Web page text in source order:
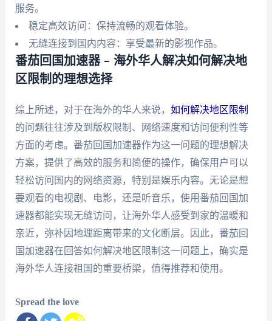
服务。
稳定高效访问：保持流畅的观看体验。
无缝连接到国内内容：享受最新的影视作品。
番茄回国加速器 – 海外华人解决如何解决地
区限制的理想选择
综上所述，对于在海外的华人来说， 如何解决地区限制
的问题往往涉及到版权限制、网络速度和访问便利性等
方面的考虑。番茄回国加速器作为这一问题的理想解决
方案，提供了高效的服务和简便的操作，确保用户可以
轻松访问国内的网络资源，特别是娱乐内容。无论是想
要观看的电视剧、电影，还是听音乐，使用番茄回国加
速器都能实现无缝访问，让海外华人感受到家的温暖和
亲近，弥补因地理距离带来的文化断层。因此，番茄回
国加速器在回答如何解决地区限制这一问题上，确实是
海外华人连接祖国的重要桥梁，值得推荐和使用。
Spread the love